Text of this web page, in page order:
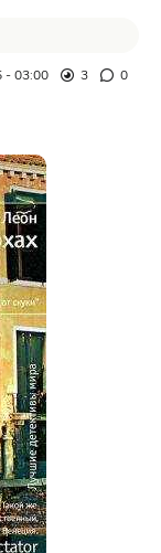
- 03:00 3 0